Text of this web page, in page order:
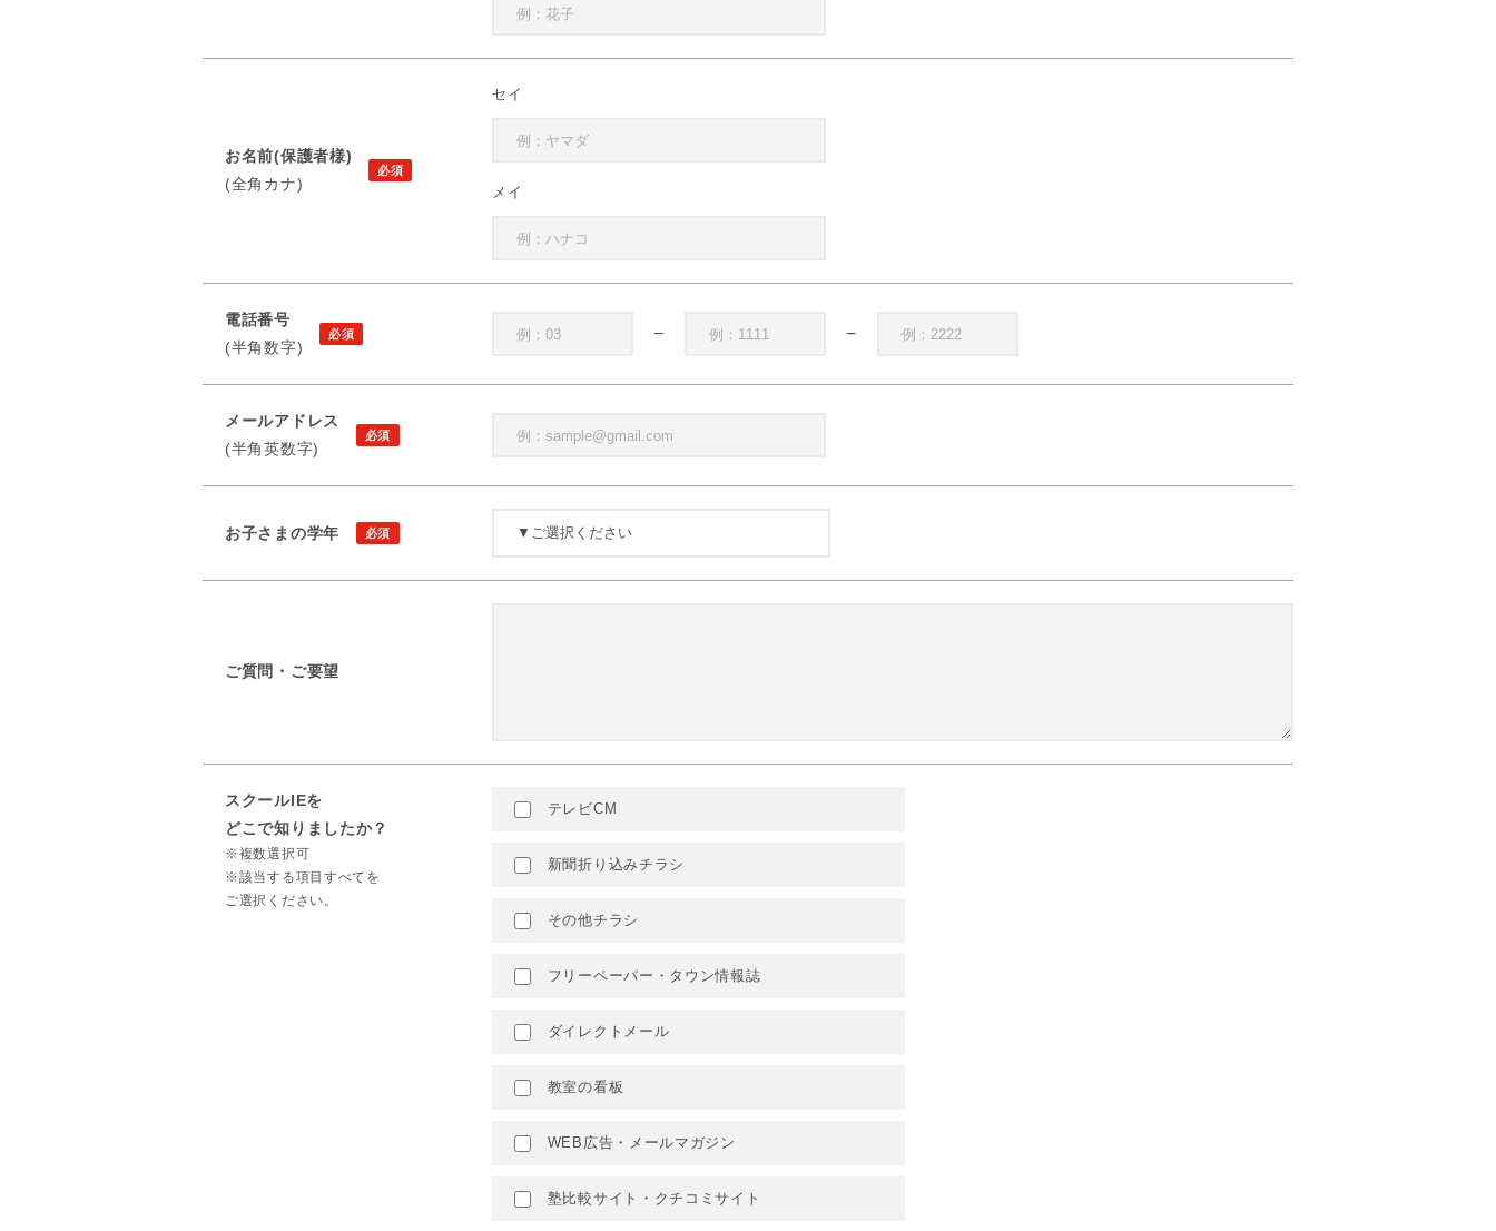
お名前(保護者様)
(全角カナ)
セイ
メイ
電話番号
(半角数字)
− −
メールアドレス
(半角英数字)
お子さまの学年
ご質問・ご要望
スクールIEを
どこで知りましたか？
※複数選択可
※該当する項目すべてを
ご選択ください。
テレビCM
新聞折り込みチラシ
その他チラシ
フリーペーパー・タウン情報誌
ダイレクトメール
教室の看板
WEB広告・メールマガジン
塾比較サイト・クチコミサイト